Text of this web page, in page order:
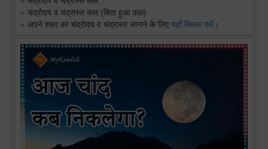
» चंद्रोदय व चंद्रास्त कल (बिता हुआ कल)
» अपने शहर का चंद्रोदय व चंद्रास्त जानने के लिए यहाँ क्लिक करें।